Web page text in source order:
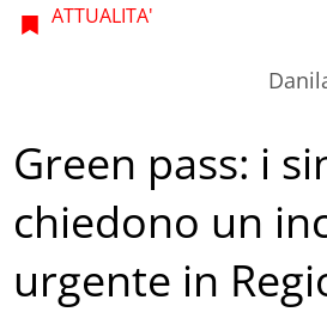
ATTUALITA'
Green pass: i
chiedono un
urgente in